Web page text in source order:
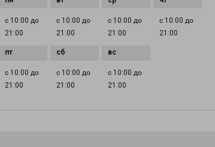
с 10:00 до
21:00
с 10:00 до
21:00
с 10:00 до
21:00
с 10:00 до
21:00
с 10:00 до
21:00
с 10:00 до
21:00
с 10:00 до
21:00